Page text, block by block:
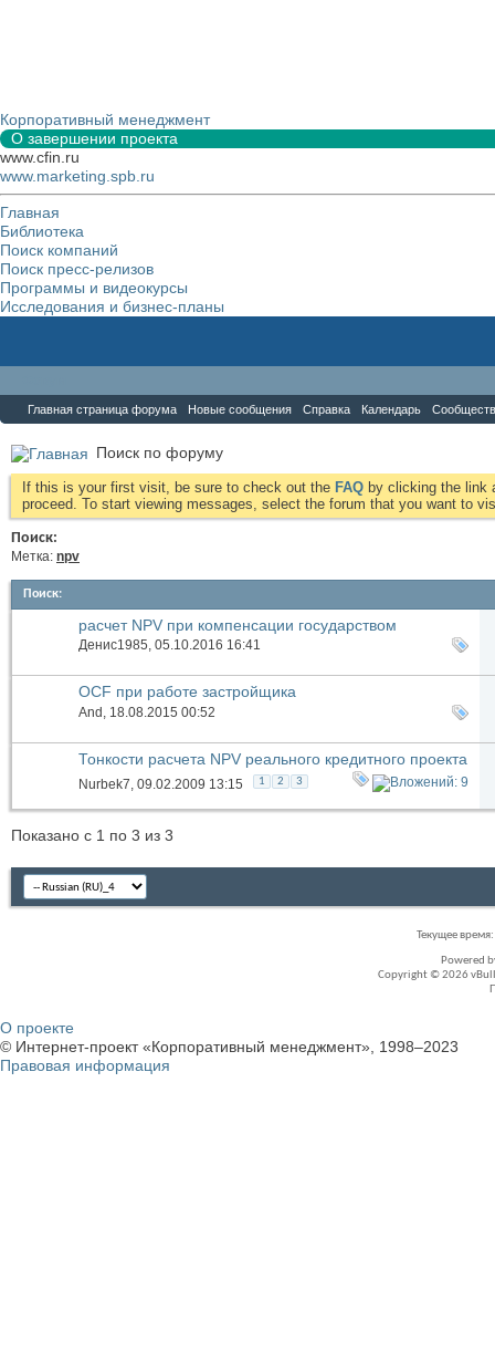
Корпоративный менеджмент
О завершении проекта
www.cfin.ru
www.marketing.spb.ru
Главная
Библиотека
Поиск компаний
Поиск пресс-релизов
Программы и видеокурсы
Исследования и бизнес-планы
Главная страница форума Новые сообщения Справка Календарь
Поиск по форуму
If this is your first visit, be sure to check out the FAQ by clicking the link
proceed. To start viewing messages, select the forum that you want to
Поиск:
Метка: npv
Поиск:
расчет NPV при компенсации государством
инвестиционных затрат
Денис1985, 05.10.2016 16:41
OCF при работе застройщика
And , 18.08.2015 00:52
Тонкости расчета NPV реального кредитного проекта
Nurbek7, 09.02.2009 13:15 1 2 3
Показано с 1 по 3 из 3
Текущее время:
Powered
Copyright © 2026
О проекте
© Интернет-проект «Корпоративный менеджмент», 1998–2023
Правовая информация